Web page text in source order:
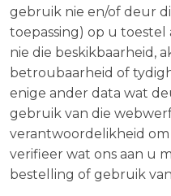
gebruik nie en/of deur
toepassing) op u toestel
nie die beskikbaarheid,
betroubaarheid of
enige ander data wat
gebruik van die
verantwoordelikheid
verifieer wat ons aan u
bestelling of gebruik